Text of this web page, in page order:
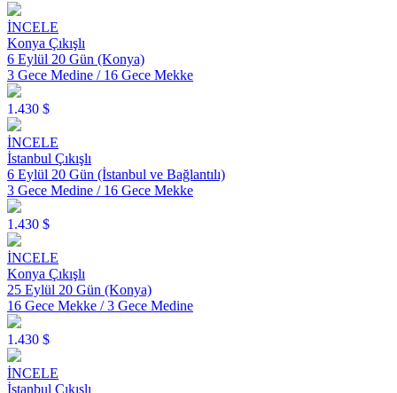
İNCELE
Konya Çıkışlı
6 Eylül 20 Gün (Konya)
3 Gece Medine / 16 Gece Mekke
1.430 $
İNCELE
İstanbul Çıkışlı
6 Eylül 20 Gün (İstanbul ve Bağlantılı)
3 Gece Medine / 16 Gece Mekke
1.430 $
İNCELE
Konya Çıkışlı
25 Eylül 20 Gün (Konya)
16 Gece Mekke / 3 Gece Medine
1.430 $
İNCELE
İstanbul Çıkışlı